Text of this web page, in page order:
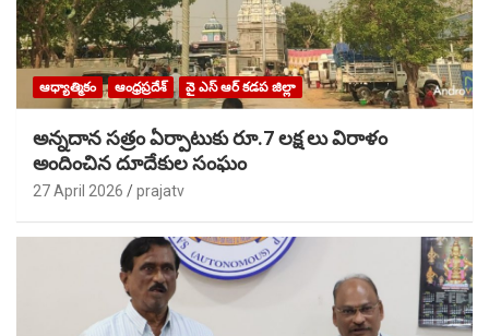
ఆధ్యాత్మికం ఆంధ్రప్రదేశ్ వై ఎస్ ఆర్ కడప జిల్లా
అన్నదాన సత్రం ఏర్పాటుకు రూ.7 లక్ష లు విరాళం
అందించిన దూదేకుల సంఘం
27 April 2026 prajatv